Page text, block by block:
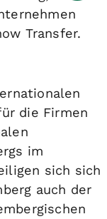
Transfer.
die Firmen
im
sich sich
auch der